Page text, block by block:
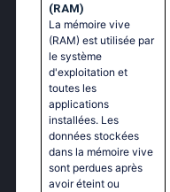
(RAM)
La mémoire vive
(RAM) est utilisée par
le système
d'exploitation et
toutes les
applications
installées. Les
données stockées
dans la mémoire vive
sont perdues après
avoir éteint ou